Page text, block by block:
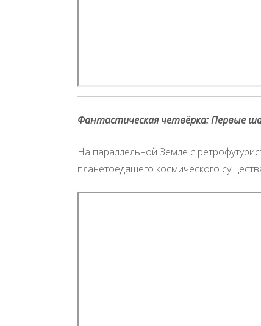
Фантастическая четвёрка: Первые
На параллельной Земле с
планетоедящего космического